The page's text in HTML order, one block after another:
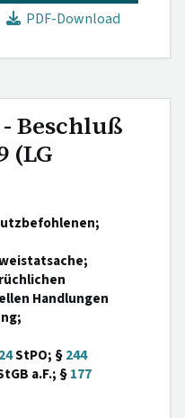
PDF-Download
- Beschluß
(LG
Handlungen
24StPO; §244
a.F.; §177